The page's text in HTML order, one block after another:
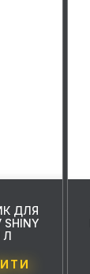
ДЛЯ
Л